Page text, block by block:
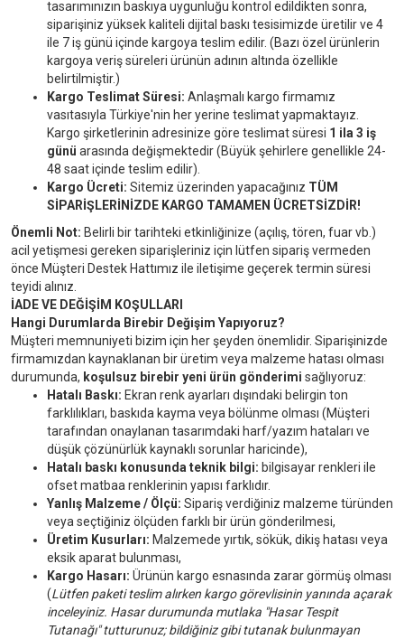
tasarımınızın baskıya uygunluğu kontrol edildikten sonra,
siparişiniz yüksek kaliteli dijital baskı tesisimizde üretilir ve 4
ile 7 iş günü içinde kargoya teslim edilir. (Bazı özel ürünlerin
kargoya veriş süreleri ürünün adının altında özellikle
belirtilmiştir.)
Kargo Teslimat Süresi: Anlaşmalı kargo firmamız
vasıtasıyla Türkiye'nin her yerine teslimat yapmaktayız.
Kargo şirketlerinin adresinize göre teslimat süresi 1 ila 3 iş
günü arasında değişmektedir (Büyük şehirlere genellikle 24-
48 saat içinde teslim edilir).
Kargo Ücreti: Sitemiz üzerinden yapacağınız TÜM
SİPARİŞLERİNİZDE KARGO TAMAMEN ÜCRETSİZDİR!
Önemli Not: Belirli bir tarihteki etkinliğinize (açılış, tören, fuar vb.)
acil yetişmesi gereken siparişleriniz için lütfen sipariş vermeden
önce Müşteri Destek Hattımız ile iletişime geçerek termin süresi
teyidi alınız.
İADE VE DEĞİŞİM KOŞULLARI
Hangi Durumlarda Birebir Değişim Yapıyoruz?
Müşteri memnuniyeti bizim için her şeyden önemlidir. Siparişinizde
firmamızdan kaynaklanan bir üretim veya malzeme hatası olması
durumunda, koşulsuz birebir yeni ürün gönderimi sağlıyoruz:
Hatalı Baskı: Ekran renk ayarları dışındaki belirgin ton
farklılıkları, baskıda kayma veya bölünme olması (Müşteri
tarafından onaylanan tasarımdaki harf/yazım hataları ve
düşük çözünürlük kaynaklı sorunlar haricinde),
Hatalı baskı konusunda teknik bilgi: bilgisayar renkleri ile
ofset matbaa renklerinin yapısı farklıdır.
Yanlış Malzeme / Ölçü: Sipariş verdiğiniz malzeme türünden
veya seçtiğiniz ölçüden farklı bir ürün gönderilmesi,
Üretim Kusurları: Malzemede yırtık, sökük, dikiş hatası veya
eksik aparat bulunması,
Kargo Hasarı: Ürünün kargo esnasında zarar görmüş olması
(Lütfen paketi teslim alırken kargo görevlisinin yanında açarak
inceleyiniz. Hasar durumunda mutlaka "Hasar Tespit
Tutanağı" tutturunuz; bildiğiniz gibi tutanak bulunmayan